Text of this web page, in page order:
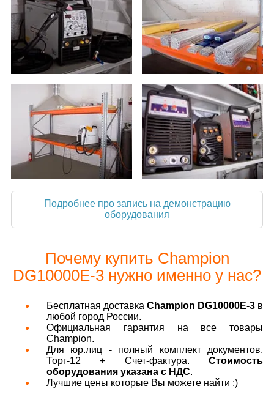
Подробнее про запись на демонстрацию
оборудования
Почему купить Champion
DG10000E-3 нужно именно у нас?
Бесплатная доставка Champion DG10000E-3 в
любой город России.
Официальная гарантия на все товары
Champion.
Для юр.лиц - полный комплект документов.
Торг-12 + Счет-фактура. Стоимость
оборудования указана с НДС.
Лучшие цены которые Вы можете найти :)